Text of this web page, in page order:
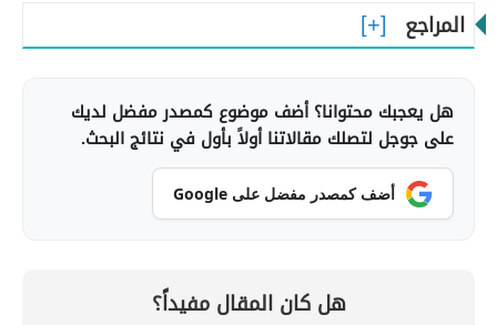
المراجع
هل يعجبك محتوانا؟ أضف موضوع كمصدر مفضل لديك
على جوجل لتصلك مقالاتنا أولاً بأول في نتائج البحث.
أضف كمصدر مفضل على Google
هل كان المقال مفيداً؟